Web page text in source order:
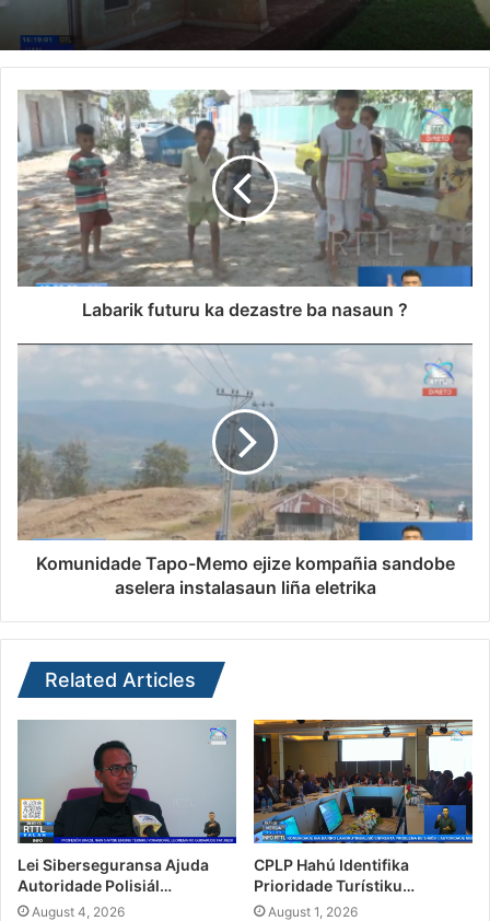
Labarik futuru ka dezastre ba nasaun ?
Komunidade Tapo-Memo ejize kompañia sandobe
aselera instalasaun liña eletrika
Related Articles
Lei Siberseguransa Ajuda
Autoridade Polisiál…
August 4, 2026
CPLP Hahú Identifika
Prioridade Turístiku…
August 1, 2026